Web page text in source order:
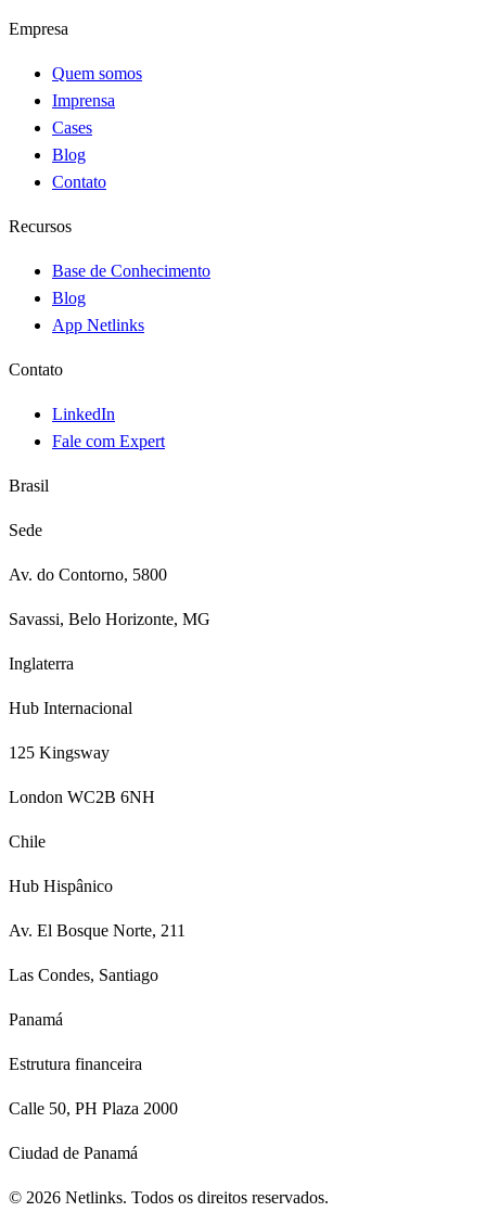
Empresa
Quem somos
Imprensa
Cases
Blog
Contato
Recursos
Base de Conhecimento
Blog
App Netlinks
Contato
LinkedIn
Fale com Expert
Brasil
Sede
Av. do Contorno, 5800
Savassi, Belo Horizonte, MG
Inglaterra
Hub Internacional
125 Kingsway
London WC2B 6NH
Chile
Hub Hispânico
Av. El Bosque Norte, 211
Las Condes, Santiago
Panamá
Estrutura financeira
Calle 50, PH Plaza 2000
Ciudad de Panamá
© 2026 Netlinks. Todos os direitos reservados.